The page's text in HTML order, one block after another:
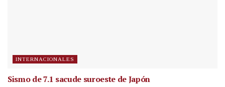
INTERNACIONALES
Sismo de 7.1 sacude suroeste de Japón